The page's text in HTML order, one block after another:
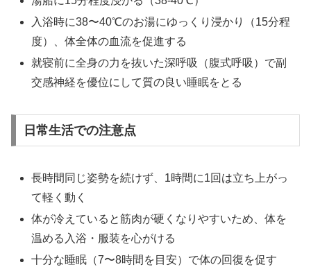
入浴時に38〜40℃のお湯にゆっくり浸かり（15分程
度）、体全体の血流を促進する
就寝前に全身の力を抜いた深呼吸（腹式呼吸）で副
交感神経を優位にして質の良い睡眠をとる
日常生活での注意点
長時間同じ姿勢を続けず、1時間に1回は立ち上がっ
て軽く動く
体が冷えていると筋肉が硬くなりやすいため、体を
温める入浴・服装を心がける
十分な睡眠（7〜8時間を目安）で体の回復を促す